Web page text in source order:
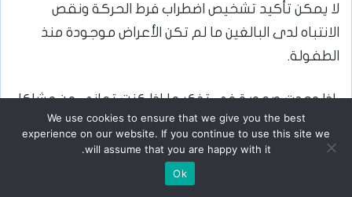
لا يمكن تأكيد تشخيص اضطراب فرط الحركة ونقص
الانتباه لدى البالغين ما لم تكن الأعراض موجودة منذ
الطفولة.
إذا وجدت صعوبة في تذكر ما إذا كنت تعاني من مشاكل
عندما كنت طفلًا، أو لم يتم تشخيصك باضطراب فرط
الحركة ونقص الانتباه عندما كنت أصغر سنًا، فقد يرغب
طبيبك في الاطلاع على سجلاتك المدرسية القديمة، أو
We use cookies to ensure that we give you the best
experience on our website. If you continue to use this site we
will assume that you are happy with it.
Ok